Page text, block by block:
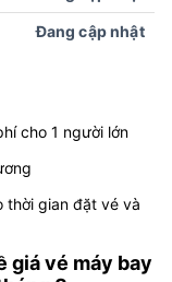
Đang cập nhật
cho 1 người lớn
thời gian đặt vé và
giá vé máy bay